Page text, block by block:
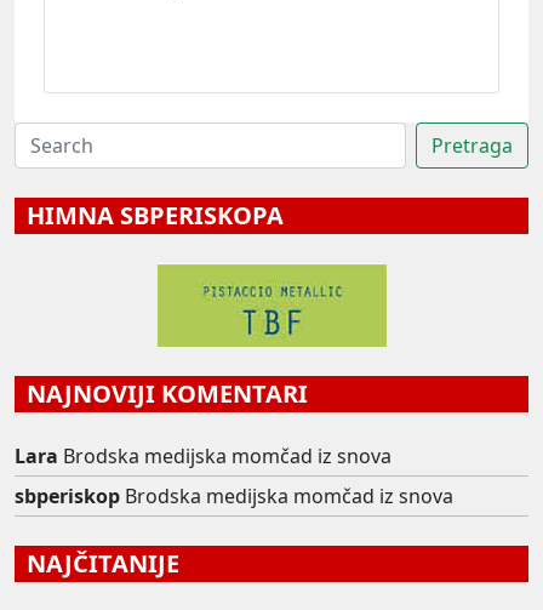
HIMNA SBPERISKOPA
NAJNOVIJI KOMENTARI
Lara Brodska medijska momčad iz snova
sbperiskop Brodska medijska momčad iz snova
NAJČITANIJE